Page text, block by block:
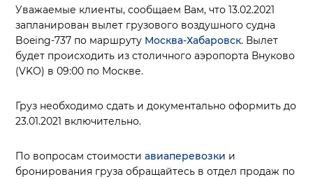
Уважаемые клиенты, сообщаем Вам, что 13.02.2021
запланирован вылет грузового воздушного судна
Boeing-737 по маршруту Москва-Хабаровск. Вылет
будет происходить из столичного аэропорта Внуково
(VKO) в 09:00 по Москве.
Груз необходимо сдать и документально оформить до
23.01.2021 включительно.
По вопросам стоимостиавиаперевозки и
бронирования груза обращайтесь в отдел продаж по